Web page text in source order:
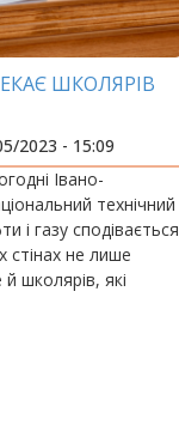
ШКОЛЯРІВ
2023 - 15:09
Івано-
технічний
і газу сподівається
стінах не лише
й школярів, які
науками